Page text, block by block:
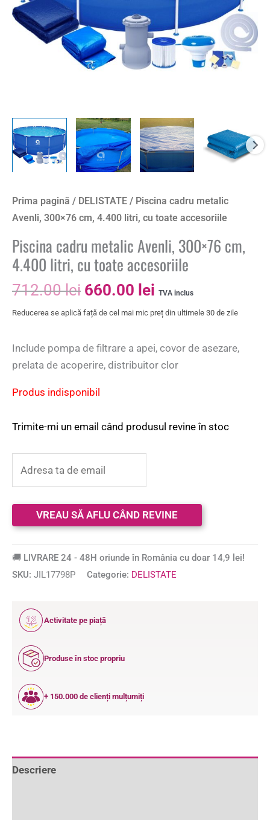
Prima pagină / DELISTATE / Piscina cadru metalic
Avenli, 300×76 cm, 4.400 litri, cu toate accesoriile
Piscina cadru metalic Avenli, 300×76 cm,
4.400 litri, cu toate accesoriile
712.00lei 660.00 lei TVA inclus
Reducerea se aplică față de cel mai mic preț din ultimele 30 de zile
Include pompa de filtrare a apei, covor de asezare,
prelata de acoperire, distribuitor clor
Produs indisponibil
Trimite-mi un email când produsul revine în stoc
🚚 LIVRARE 24 - 48H oriunde în România cu doar 14,9 lei!
SKU: JIL17798P Categorie: DELISTATE
12
ANI
Activitate pe piață
Produse în stoc propriu
+ 150.000 de clienți mulțumiți
Descriere